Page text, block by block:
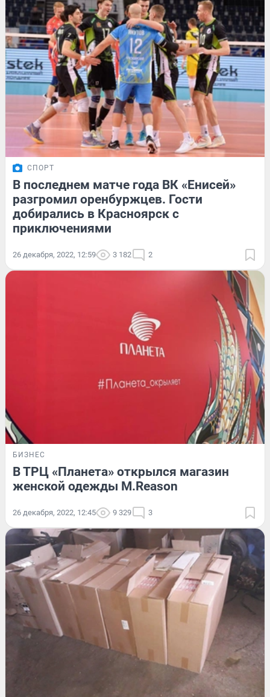
СПОРТ
В последнем матче года ВК «Енисей»
разгромил оренбуржцев. Гости
добирались в Красноярск с
приключениями
26 декабря, 2022, 12:59 3 182 2
БИЗНЕС
В ТРЦ «Планета» открылся магазин
женской одежды M.Reason
26 декабря, 2022, 12:45 9 329 3